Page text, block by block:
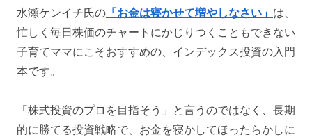
水瀬ケンイチ氏の 「お金は寝かせて増やしなさい」 は、
忙しく毎日株価のチャートにかじりつくこともできない
子育てママにこそおすすめの、インデックス投資の入門
本です。
「株式投資のプロを目指そう」と言うのではなく、長期
的に勝てる投資戦略で、お金を寝かしてほったらかしに